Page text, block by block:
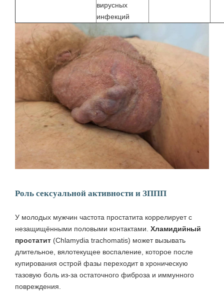
вирусных
инфекций
Роль сексуальной активности и ЗППП
У молодых мужчин частота простатита коррелирует с
незащищёнными половыми контактами. Хламидийный
простатит (Chlamydia trachomatis) может вызывать
длительное, вялотекущее воспаление, которое после
купирования острой фазы переходит в хроническую
тазовую боль из‑за остаточного фиброза и иммунного
повреждения.